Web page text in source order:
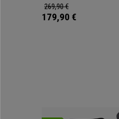
269,90 €
179,90 €